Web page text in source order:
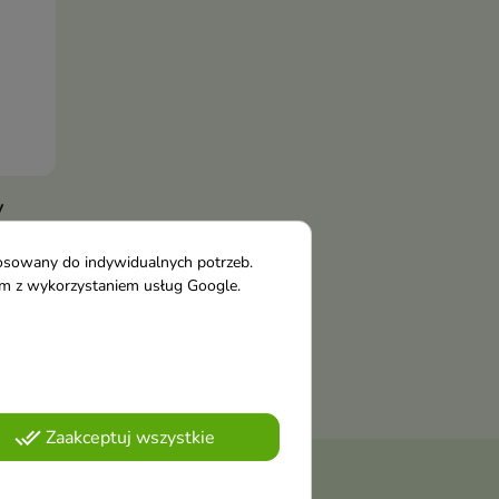
do indywidualnych potrzeb.
z wykorzystaniem usług Google.
done_allZaakceptuj wszystkie